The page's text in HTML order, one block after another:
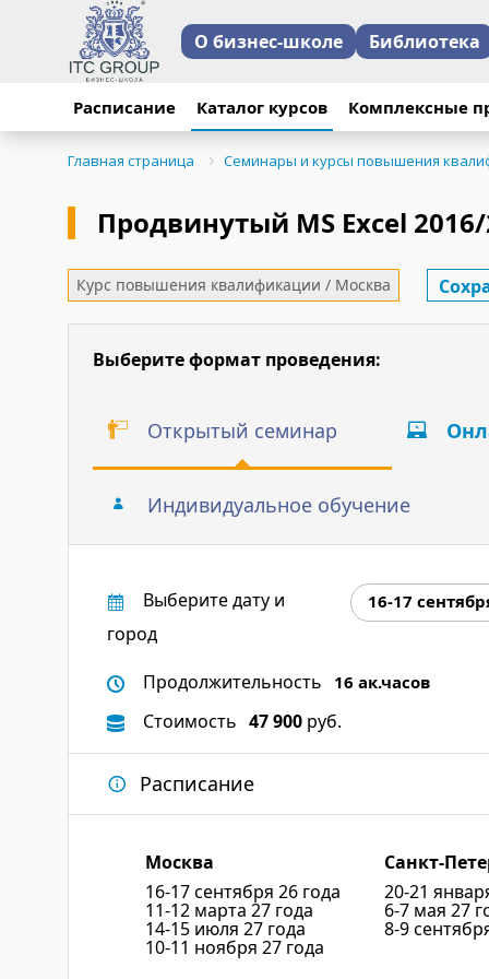
О бизнес-школе Библиотека
Расписание Каталог курсов Комплексные
Главная страница Семинары и курсы повышения
Продвинутый MS Excel
Курс повышения квалификации / Москва
Выберите формат проведения:
Открытый семинар
Индивидуальное обучение
Выберите дату и
город
16-17
Продолжительность 16 ак.часов
Стоимость 47 900 руб.
Расписание
Москва
16-17 сентября 26 года
11-12 марта 27 года
14-15 июля 27 года
10-11 ноября 27 года
Санкт-
20-21
6-7 мая 27
8-9
12 февраля 21
Отзыв:
"Спасибо, было
1 ноября 18г.
Отзыв:
работе!"
В сентябре -
участников по теме
Обучение проходило
проведения
железнодорожных
прошел
нефтеналивных
Отзывы:
"Я убедился, что
перед остальными и
"Доступный язык
"Изложение
"Мне понравился
дальнейшем помогут
"Информация
примерами";
"Полезный семинар,